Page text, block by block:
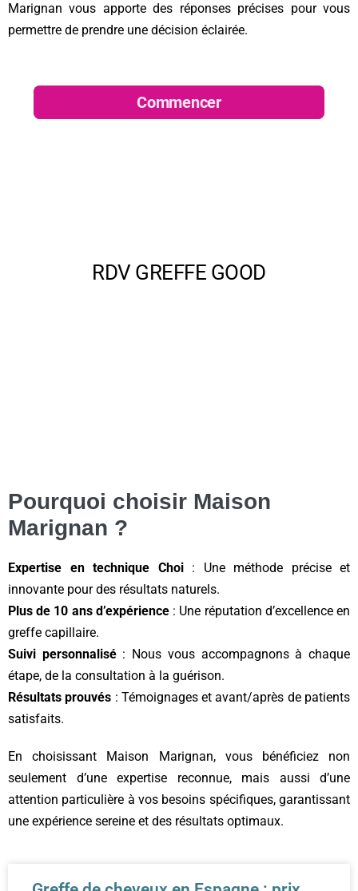
Marignan vous apporte des réponses précises pour vous
permettre de prendre une décision éclairée.
Pourquoi choisir Maison
Marignan ?
Expertise en technique Choi: Une méthode précise et
innovante pour des résultats naturels.
Plus de 10 ans d’expérience: Une réputation d’excellence en
greffe capillaire.
Suivi personnalisé: Nous vous accompagnons à chaque
étape, de la consultation à la guérison.
Résultats prouvés : Témoignages et avant/après de patients
satisfaits.
En choisissant Maison Marignan, vous bénéficiez non
seulement d’une expertise reconnue, mais aussi d’une
attention particulière à vos besoins spécifiques, garantissant
une expérience sereine et des résultats optimaux.